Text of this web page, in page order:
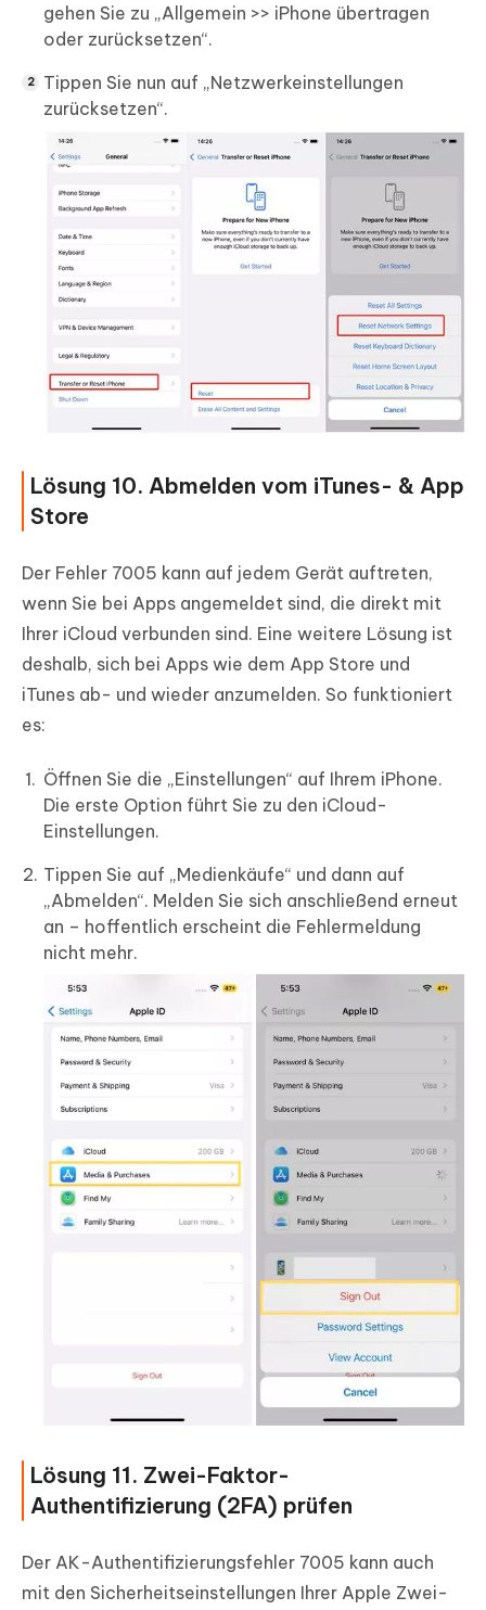
gehen Sie zu „Allgemein >> iPhone übertragen
oder zurücksetzen“.
Tippen Sie nun auf „Netzwerkeinstellungen
zurücksetzen“.
Lösung 10. Abmelden vom iTunes- & App
Store
Der Fehler 7005 kann auf jedem Gerät auftreten,
wenn Sie bei Apps angemeldet sind, die direkt mit
Ihrer iCloud verbunden sind. Eine weitere Lösung ist
deshalb, sich bei Apps wie dem App Store und
iTunes ab- und wieder anzumelden. So funktioniert
es:
Öffnen Sie die „Einstellungen“ auf Ihrem iPhone.
Die erste Option führt Sie zu den iCloud-
Einstellungen.
Tippen Sie auf „Medienkäufe“ und dann auf
„Abmelden“. Melden Sie sich anschließend erneut
an – hoffentlich erscheint die Fehlermeldung
nicht mehr.
Lösung 11. Zwei-Faktor-
Authentifizierung (2FA) prüfen
Der AK-Authentifizierungsfehler 7005 kann auch
mit den Sicherheitseinstellungen Ihrer Apple Zwei-